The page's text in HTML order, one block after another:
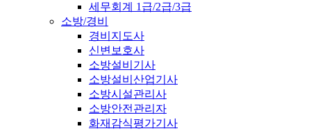
세무회계 1급/2급/3급
소방/경비
경비지도사
신변보호사
소방설비기사
소방설비산업기사
소방시설관리사
소방안전관리자
화재감식평가기사